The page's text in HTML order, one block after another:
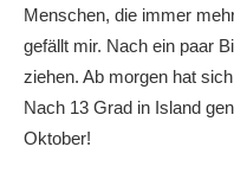
Menschen, die immer
gefällt mir. Nach ein paar
ziehen. Ab morgen hat
Nach 13 Grad in Island
Oktober!